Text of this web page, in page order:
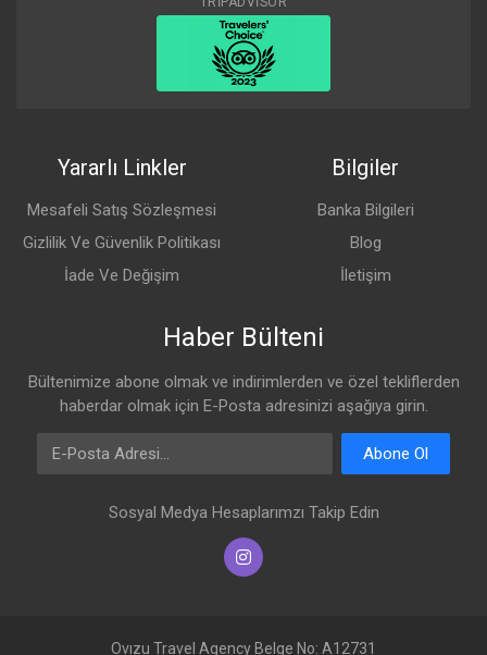
Yararlı Linkler
Mesafeli Satış Sözleşmesi
Gizlilik Ve Güvenlik Politikası
İade Ve Değişim
Bilgiler
Banka Bilgileri
Blog
İletişim
Haber Bülteni
Bültenimize abone olmak ve indirimlerden ve özel tekliflerden
haberdar olmak için E-Posta adresinizi aşağıya girin.
E-Posta Adresi
Abone Ol
Sosyal Medya Hesaplarımzı Takip Edin
Ovızu Travel Agency Belge No: A12731